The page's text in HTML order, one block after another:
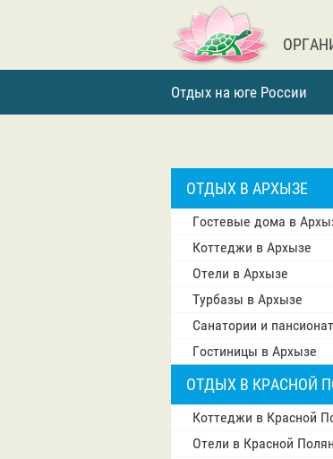
Отдых на юге России
ОТДЫХ В АРХЫЗЕ
Гостевые дома в
Коттеджи в Архызе
Отели в Архызе
Турбазы в Архызе
Санатории и
Гостиницы в Архызе
ОТДЫХ В КРАСНОЙ
Коттеджи в Красной
Отели в Красной